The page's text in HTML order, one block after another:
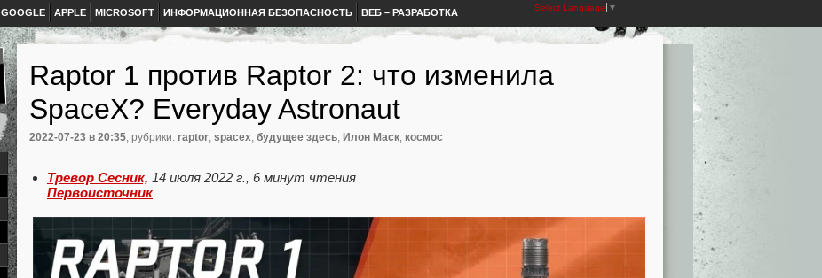
GOOGLE APPLE MICROSOFT ИНФОРМАЦИОННАЯ БЕЗОПАСНОСТЬ ВЕБ – РАЗРАБОТКА Select Language ▼
Raptor 1 против Raptor 2: что изменила
SpaceX? Everyday Astronaut
2022-07-23 в 20:35, рубрики: raptor, spacex, будущее здесь, Илон Маск, космос
Тревор Сесник, 14 июля 2022 г., 6 минут чтения
Первоисточник